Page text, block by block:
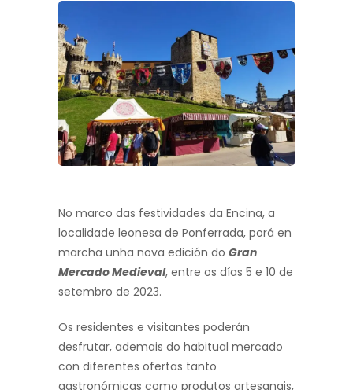
No marco das festividades da Encina, a
localidade leonesa de Ponferrada, porá en
marcha unha nova edición do Gran
Mercado Medieval, entre os días 5 e 10 de
setembro de 2023.
Os residentes e visitantes poderán
desfrutar, ademais do habitual mercado
con diferentes ofertas tanto
gastronómicas como produtos artesanais,